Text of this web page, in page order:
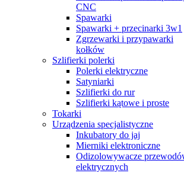
CNC
Spawarki
Spawarki + przecinarki 3w1
Zgrzewarki i przypawarki
kołków
Szlifierki polerki
Polerki elektryczne
Satyniarki
Szlifierki do rur
Szlifierki kątowe i proste
Tokarki
Urządzenia specjalistyczne
Inkubatory do jaj
Mierniki elektroniczne
Odizolowywacze
elektrycznych